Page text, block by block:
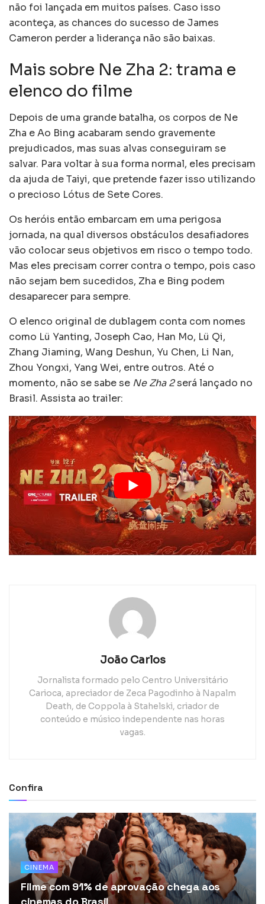
não foi lançada em muitos países. Caso isso
aconteça, as chances do sucesso de James
Cameron perder a liderança não são baixas.
Mais sobre Ne Zha 2: trama e
elenco do filme
Depois de uma grande batalha, os corpos de Ne
Zha e Ao Bing acabaram sendo gravemente
prejudicados, mas suas alvas conseguiram se
salvar. Para voltar à sua forma normal, eles precisam
da ajuda de Taiyi, que pretende fazer isso utilizando
o precioso Lótus de Sete Cores.
Os heróis então embarcam em uma perigosa
jornada, na qual diversos obstáculos desafiadores
vão colocar seus objetivos em risco o tempo todo.
Mas eles precisam correr contra o tempo, pois caso
não sejam bem sucedidos, Zha e Bing podem
desaparecer para sempre.
O elenco original de dublagem conta com nomes
como Lü Yanting, Joseph Cao, Han Mo, Lü Qi,
Zhang Jiaming, Wang Deshun, Yu Chen, Li Nan,
Zhou Yongxi, Yang Wei, entre outros. Até o
momento, não se sabe se Ne Zha 2será lançado no
Brasil. Assista ao trailer:
João Carlos
Jornalista formado pelo Centro Universitário
Carioca, apreciador de Zeca Pagodinho à Napalm
Death, de Coppola à Stahelski, criador de
conteúdo e músico independente nas horas
vagas.
Confira
CINEMA
Filme com 91% de aprovação chega aos